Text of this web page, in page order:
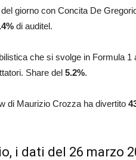
giorno con Concita De
di auditel.
che si svolge in Formula 1
Share del 5.2%.
di Maurizio Crozza ha divertito
i dati del 26 marzo